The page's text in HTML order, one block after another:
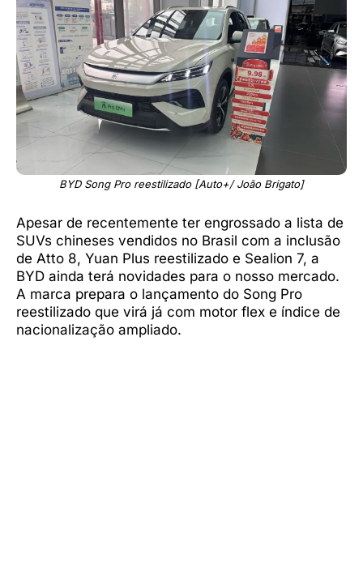
BYD Song Pro reestilizado [Auto+/ João Brigato]
Apesar de recentemente ter engrossado a lista de
SUVs chineses vendidos no Brasil com a inclusão
de Atto 8, Yuan Plus reestilizado e Sealion 7, a
BYD ainda terá novidades para o nosso mercado.
A marca prepara o lançamento do Song Pro
reestilizado que virá já com motor flex e índice de
nacionalização ampliado.